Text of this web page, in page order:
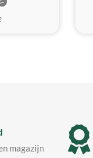
magazijn